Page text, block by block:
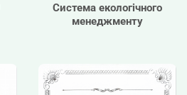
Система екологічного
менеджменту